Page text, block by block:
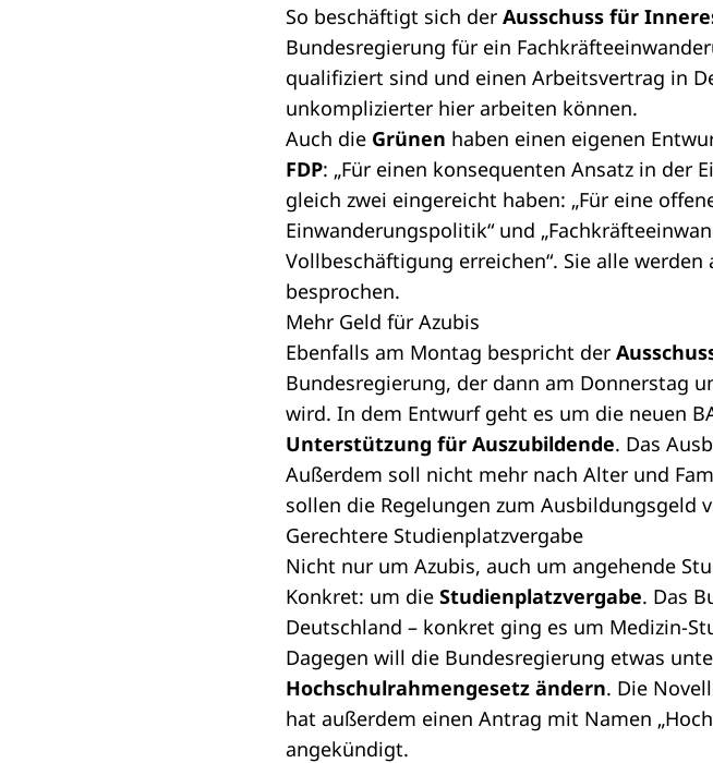
So beschäftigt sich der Ausschuss für
Bundesregierung für ein
qualifiziert sind und einen Arbeitsvertrag in
unkomplizierter hier arbeiten können.
Auch die Grünen haben einen eigenen
FDP: „Für einen konsequenten Ansatz in der
gleich zwei eingereicht haben: „Für eine
Einwanderungspolitik“und
Vollbeschäftigung erreichen“. Sie alle werden
besprochen.
Mehr Geld für Azubis
Ebenfalls am Montag bespricht der
Bundesregierung, der dann am Donnerstag
wird. In dem Entwurf geht es um die neuen
Unterstützung für Auszubildende. Das
Außerdem soll nicht mehr nach Alter und
sollen die Regelungen zum Ausbildungsgeld
Gerechtere Studienplatzvergabe
Nicht nur um Azubis, auch um angehende
Konkret: um die Studienplatzvergabe. Das
Deutschland – konkret ging es um Medizin-
Dagegen will die Bundesregierung etwas
Hochschulrahmengesetz ändern. Die
hat außerdem einen Antrag mit Namen
angekündigt.